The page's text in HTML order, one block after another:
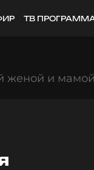
ТВ
женой и